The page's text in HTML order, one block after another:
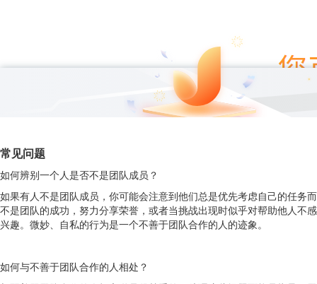
常见问题
如何辨别一个人是否不是团队成员？
如果有人不是团队成员，你可能会注意到他们总是优先考虑自己的任务而
不是团队的成功，努力分享荣誉，或者当挑战出现时似乎对帮助他人不感
兴趣。微妙、自私的行为是一个不善于团队合作的人的迹象。
如何与不善于团队合作的人相处？